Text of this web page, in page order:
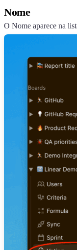
Nome
O Nome aparece na